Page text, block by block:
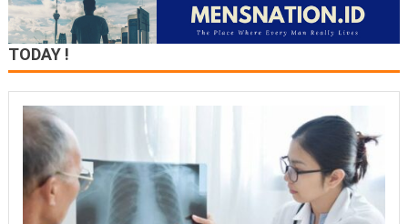
TODAY !